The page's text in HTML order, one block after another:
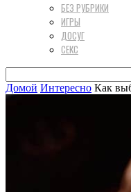
БЕЗ РУБРИКИ
ИГРЫ
ДОСУГ
СЕКС
Домой Интересно Как